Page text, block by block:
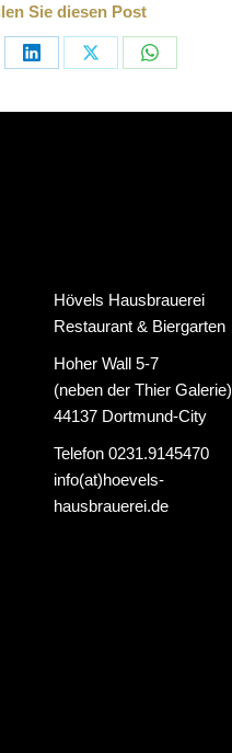
Sie diesen Post
Share
Share
Share
Hövels Hausbrauerei
Restaurant & Biergarten
Hoher Wall 5-7
(neben der Thier Galerie)
44137 Dortmund-City
Telefon 0231.9145470
info(at)hoevels-
hausbrauerei.de